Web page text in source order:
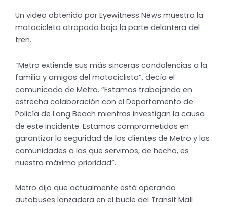
Un video obtenido por Eyewitness News muestra la
motocicleta atrapada bajo la parte delantera del
tren.
“Metro extiende sus más sinceras condolencias a la
familia y amigos del motociclista”, decía el
comunicado de Metro. “Estamos trabajando en
estrecha colaboración con el Departamento de
Policía de Long Beach mientras investigan la causa
de este incidente. Estamos comprometidos en
garantizar la seguridad de los clientes de Metro y las
comunidades a las que servimos, de hecho, es
nuestra máxima prioridad”.
Metro dijo que actualmente está operando
autobuses lanzadera en el bucle del Transit Mall